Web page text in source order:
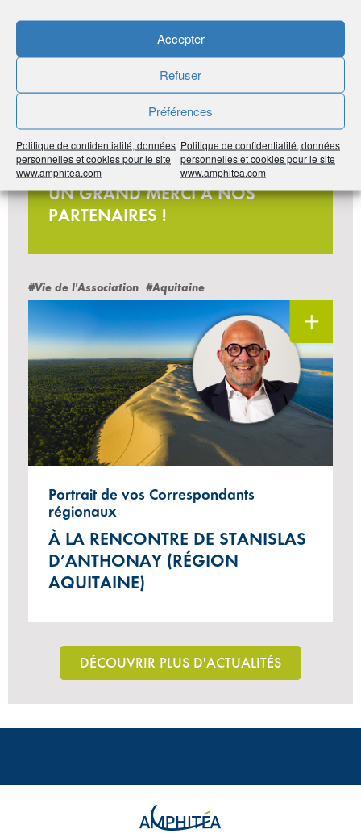
Accepter
Refuser
Préférences
Politique de confidentialité, données
personnelles et cookies pour le site
www.amphitea.com
Politique de confidentialité, données
personnelles et cookies pour le site
www.amphitea.com
Jeu-concours
UN GRAND MERCI À NOS
PARTENAIRES !
#Vie de l'Association #Aquitaine
Portrait de vos Correspondants
régionaux
À LA RENCONTRE DE STANISLAS
D’ANTHONAY (RÉGION
AQUITAINE)
DÉCOUVRIR PLUS D'ACTUALITÉS